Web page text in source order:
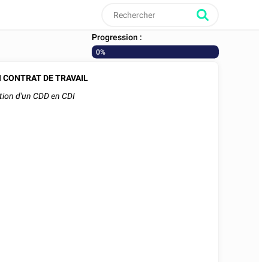
Progression :
0%
CONTRAT DE TRAVAIL
d'un CDD en CDI